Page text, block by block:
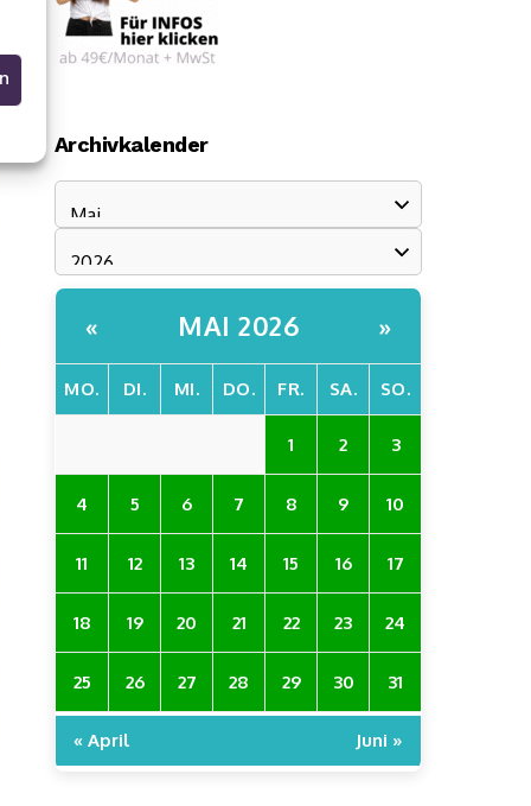
Archivkalender
« MAI 2026 »
MO. DI. MI. DO. FR. SA. SO.
1 2 3
4 5 6 7 8 9 10
11 12 13 14 15 16 17
18 19 20 21 22 23 24
25 26 27 28 29 30 31
« April Juni »